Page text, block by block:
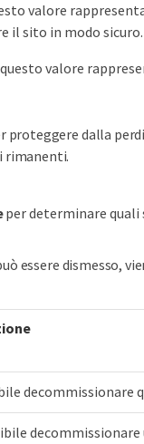
valore
il sito in modo sicuro.
valore
proteggere dalla
rimanenti.
per determinare quali
essere dismesso,
decommissionare
decommissionare